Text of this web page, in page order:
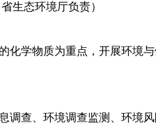
生态环境厅负责）
化学物质为重点，开展环境
调查、环境调查监测、环境